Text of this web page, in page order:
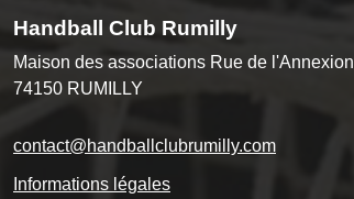
Handball Club Rumilly
Maison des associations Rue de l'Annexion
74150 RUMILLY
contact@handballclubrumilly.com
Informations légales